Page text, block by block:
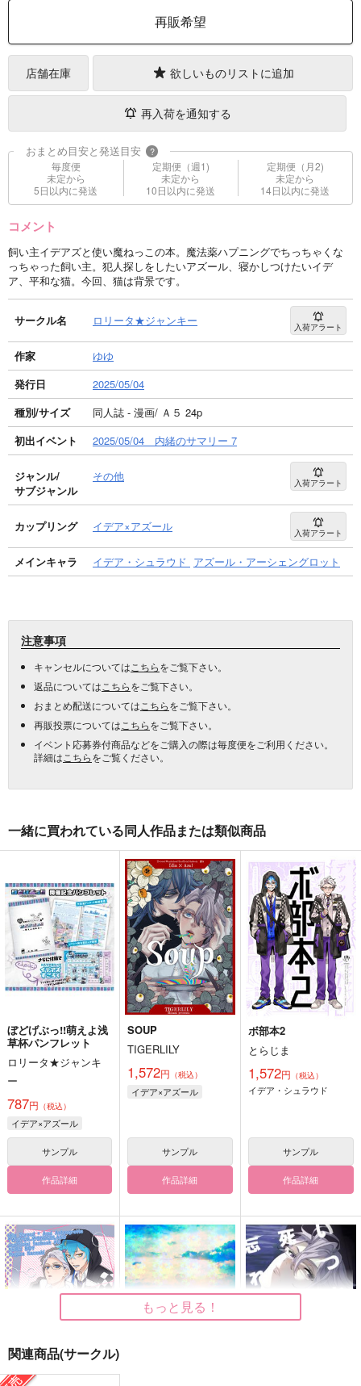
再販希望
店舗在庫 欲しいものリストに追加
再入荷を通知する
おまとめ目安と発送目安 ?
毎度便
未定から
5日以内に発送
定期便（週1)
未定から
10日以内に発送
定期便（月2)
未定から
14日以内に発送
コメント
飼い主イデアズと使い魔ねっこの本。魔法薬ハプニングでちっちゃくな
っちゃった飼い主。犯人探しをしたいアズール、寝かしつけたいイデ
ア、平和な猫。今回、猫は背景です。
サークル名 ロリータ★ジャンキー 入荷アラート
作家
ゆゆ
発行日
2025/05/04
種別/サイズ
同人誌 - 漫画/ Ａ５ 24p
初出イベント
2025/05/04 内緒のサマリー 7
ジャンル/
サブジャンル
その他 入荷アラート
カップリング イデア×アズール 入荷アラート
メインキャラ イデア・シュラウド アズール・アーシェングロット
注意事項
キャンセルについては こちらをご覧下さい。
返品については こちらをご覧下さい。
おまとめ配送については こちらをご覧下さい。
再販投票については こちらをご覧下さい。
イベント応募券付商品などをご購入の際は毎度便をご利用ください。
詳細は こちらをご覧ください。
一緒に買われている同人作品または類似商品
ぼどげぶっ!!萌えよ浅
草杯パンフレット
ロリータ★ジャンキ
ー
787円 （税込）
イデア×アズール
サンプル
作品詳細
SOUP
TIGERLILY
1,572円 （税込）
イデア×アズール
サンプル
作品詳細
ボ部本2
とらじま
1,572円 （税込）
イデア・シュラウド
サンプル
作品詳細
もっと見る！
関連商品(サークル)